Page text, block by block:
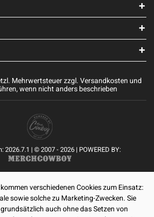
Mehrwertsteuer zzgl.Versandkosten und
wenn nicht anders beschrieben
2026.7.1 | © 2007 - 2026 | POWERED BY:
verschiedenen Cookies zum Einsatz:
sowie solche zu Marketing-Zwecken. Sie
auch ohne das Setzen von